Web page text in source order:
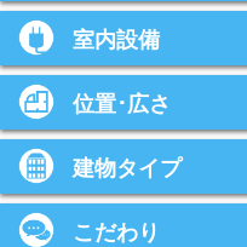
室内設備
位置･広さ
建物タイプ
こだわり